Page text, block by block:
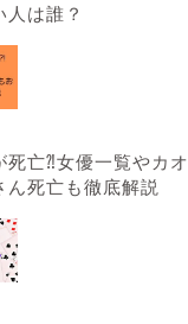
人は誰？
死亡⁈女優一覧やカオ
ん死亡も徹底解説